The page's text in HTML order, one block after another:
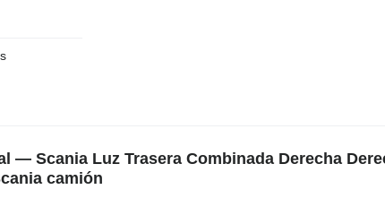
— Scania Luz Trasera Combinada Derecha
camión